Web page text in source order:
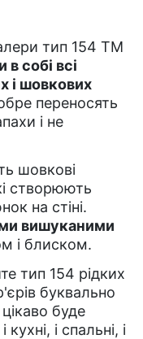
тип 154 ТМ
в собі всі
і шовкових
переносять
і не
шовкові
створюють
на стіні.
вишуканими
і блиском.
тип 154 рідких
буквально
буде
кухні, і спальні, і